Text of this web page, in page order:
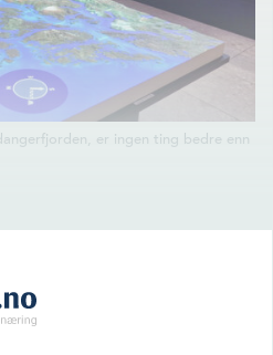
er ingen ting bedre enn
på Hardanger Akvakul­